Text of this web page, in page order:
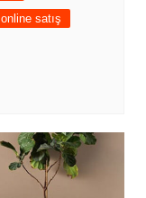
online satış